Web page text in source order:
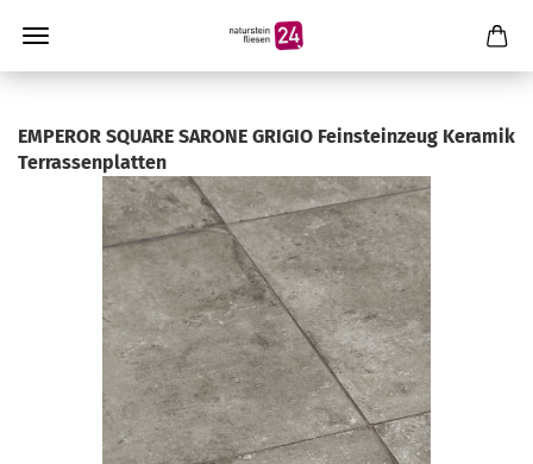
EMPEROR SQUARE SARONE GRIGIO Feinsteinzeug Keramik
Terrassenplatten